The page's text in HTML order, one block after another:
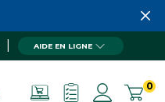
AIDE EN LIGNE
0